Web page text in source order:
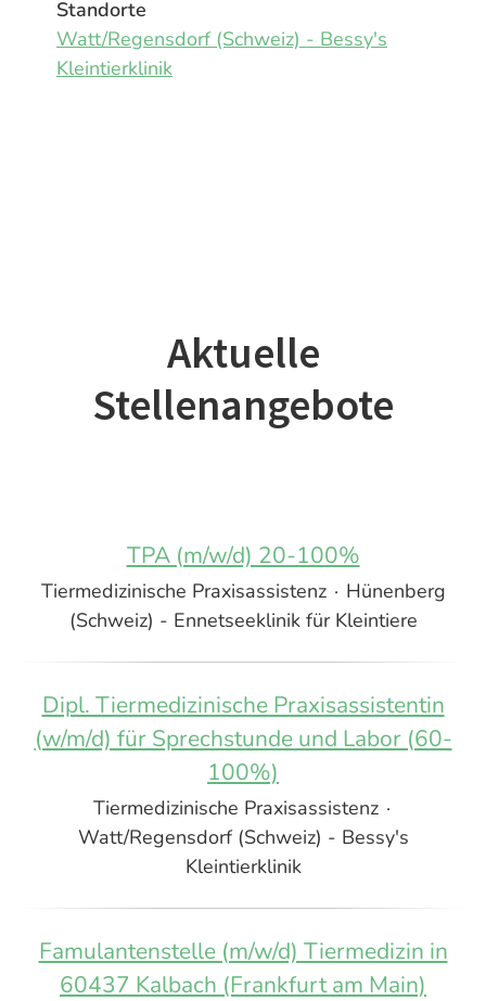
Standorte
Watt/Regensdorf (Schweiz) - Bessy's
Kleintierklinik
Aktuelle
Stellenangebote
TPA (m/w/d) 20-100%
Tiermedizinische Praxisassistenz · Hünenberg
(Schweiz) - Ennetseeklinik für Kleintiere
Dipl. Tiermedizinische Praxisassistentin
(w/m/d) für Sprechstunde und Labor (60-
100%)
Tiermedizinische Praxisassistenz ·
Watt/Regensdorf (Schweiz) - Bessy's
Kleintierklinik
Famulantenstelle (m/w/d) Tiermedizin in
60437 Kalbach (Frankfurt am Main)